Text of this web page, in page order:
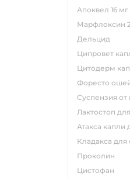
апоквел 16 мг
марфлоксин
дельцид
ципровет
цитодерм
форесто
суспензия
лактостоп
атакса капли
кладакса
проколин
цистофан